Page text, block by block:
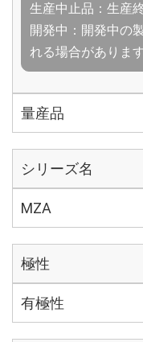
生産中止品：生産
開発中：開発中の
れる場合があります
量産品
シリーズ名
MZA
極性
有極性